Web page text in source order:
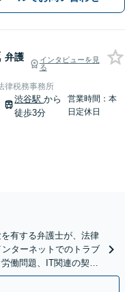
弁護
インタビューを見
る
律税務事務所
渋谷駅から
徒歩3分
営業時間：本
日定休日
有する弁護士が、法律
ターネットでのトラブ
働問題、IT関連の契約
可】